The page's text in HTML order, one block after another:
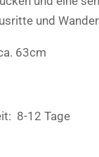
und
63cm
8-12 Tage